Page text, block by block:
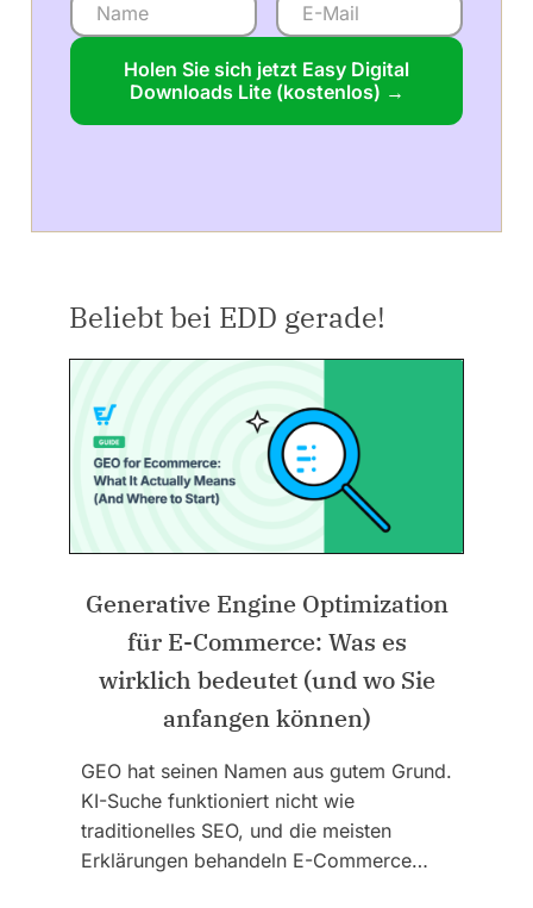
Holen Sie sich jetzt Easy Digital
Downloads Lite (kostenlos) →
Beliebt bei EDD gerade!
Generative Engine Optimization
für E-Commerce: Was es
wirklich bedeutet (und wo Sie
anfangen können)
GEO hat seinen Namen aus gutem Grund.
KI-Suche funktioniert nicht wie
traditionelles SEO, und die meisten
Erklärungen behandeln E-Commerce…